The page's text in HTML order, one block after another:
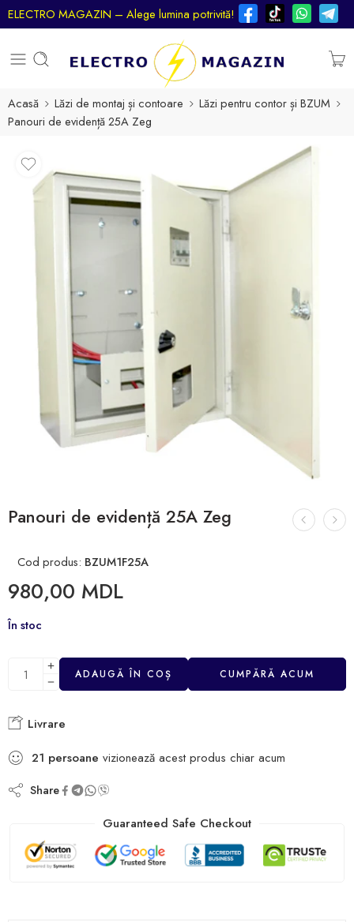
ELECTRO MAGAZIN – Alege lumina potrivită!
Acasă Lăzi de montaj și contoare
Lăzi pentru contor și BZUM
Panouri de evidență 25A Zeg
Panouri de evidență 25A Zeg
Cod produs: BZUM1F25A
980,00 MDL
În stoc
ADAUGĂ ÎN COȘ CUMPĂRĂ ACUM
Livrare
21 persoane vizionează acest produs chiar acum
Share
Guaranteed Safe Checkout